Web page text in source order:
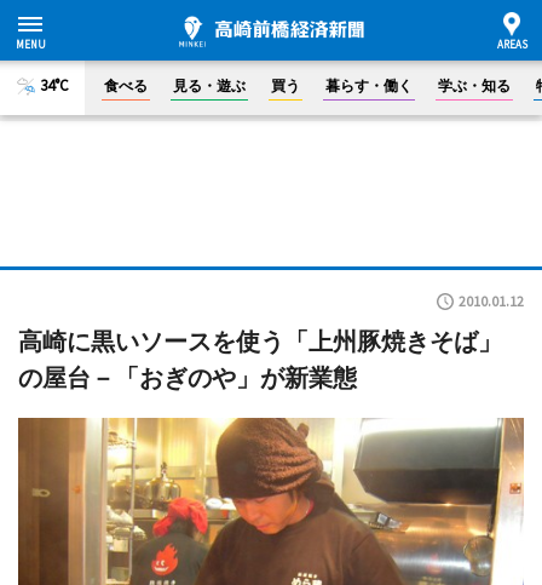
34°C 食べる 見る・遊ぶ 買う 暮らす・働く 学ぶ・知る
2010.01.12
高崎に黒いソースを使う「上州豚焼きそば」
の屋台－「おぎのや」が新業態